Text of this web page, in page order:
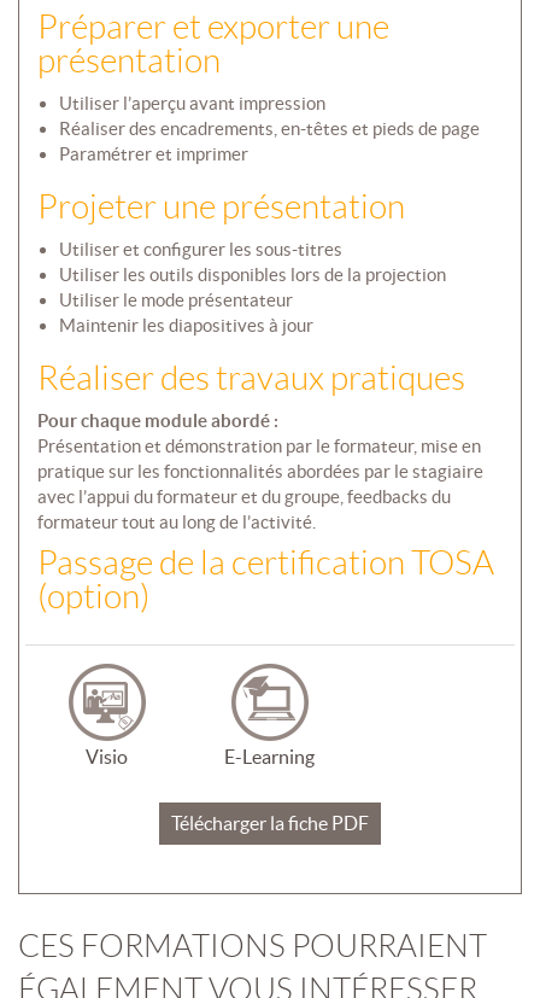
Préparer et exporter une
présentation
Utiliser l’aperçu avant impression
Réaliser des encadrements, en-têtes et pieds de page
Paramétrer et imprimer
Projeter une présentation
Utiliser et configurer les sous-titres
Utiliser les outils disponibles lors de la projection
Utiliser le mode présentateur
Maintenir les diapositives à jour
Réaliser des travaux pratiques
Pour chaque module abordé :
Présentation et démonstration par le formateur, mise en
pratique sur les fonctionnalités abordées par le stagiaire
avec l’appui du formateur et du groupe, feedbacks du
formateur tout au long de l’activité.
Passage de la certification TOSA
(option)
Visio E-Learning
Télécharger la fiche PDF
CES FORMATIONS POURRAIENT
ÉGALEMENT VOUS INTÉRESSER